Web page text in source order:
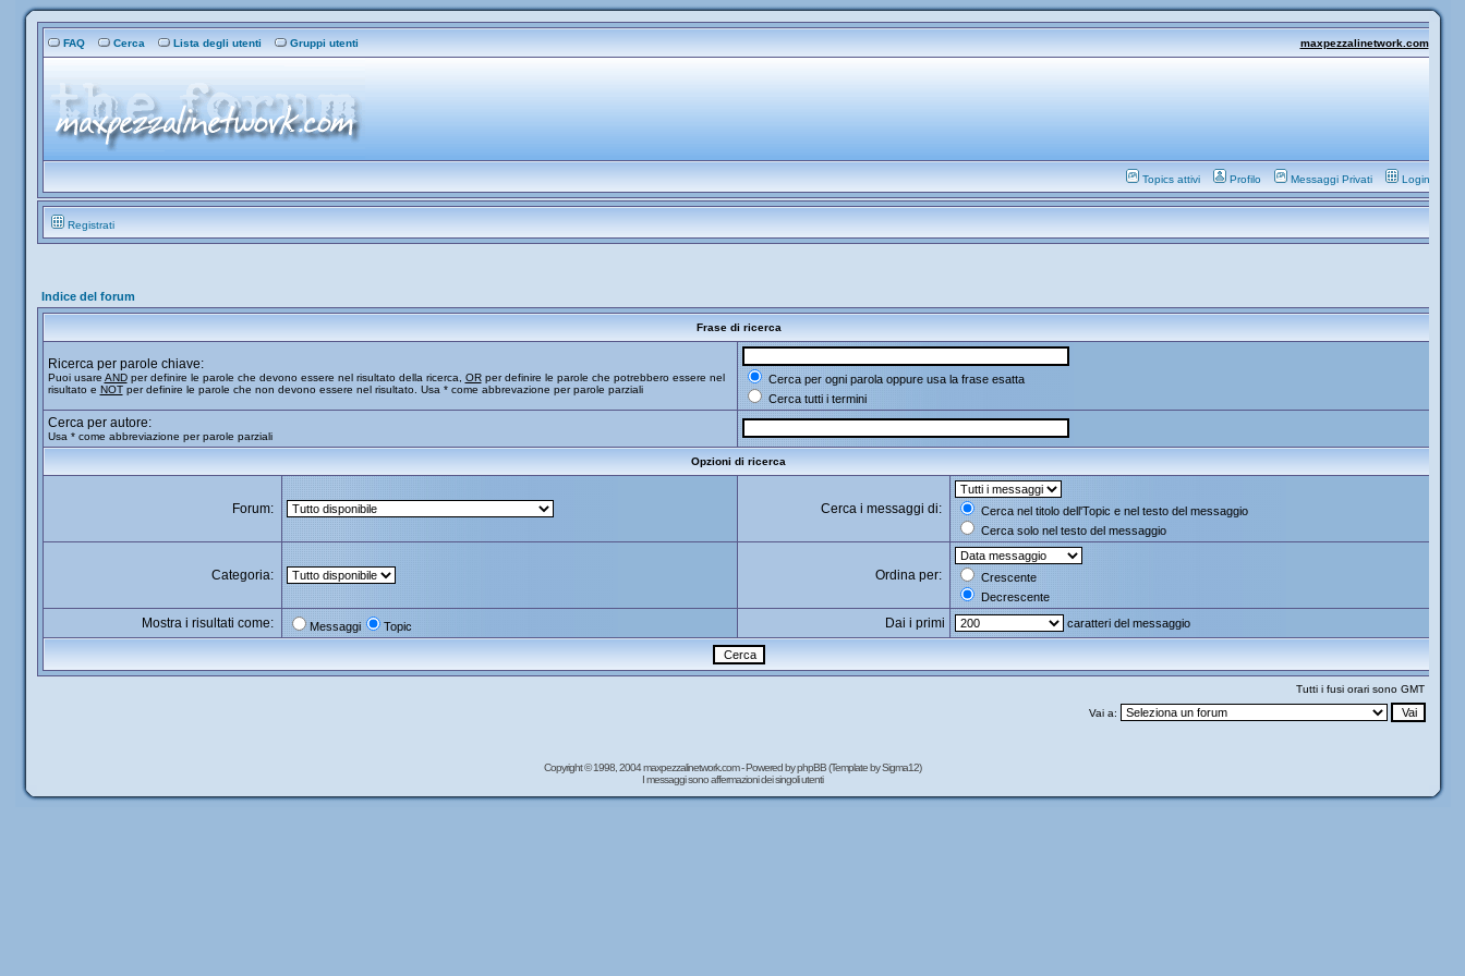
FAQ Cerca Lista degli utenti Gruppi utenti maxpezzalinetwork.com
Topics attivi Profilo Messaggi Privati Login
Registrati
Indice del forum
Frase di ricerca
Ricerca per parole chiave:
Puoi usare ANDper definire le parole che devono essere nel risultato della ricerca, ORper definire le parole che potrebbero essere nel
risultato e NOTper definire le parole che non devono essere nel risultato. Usa * come abbrevazione per parole parziali
Cerca per ogni parola oppure usa la frase esatta
Cerca tutti i termini
Cerca per autore:
Usa * come abbreviazione per parole parziali
Opzioni di ricerca
Forum: Cerca i messaggi di:
Cerca nel titolo dell'Topic e nel testo del messaggio
Cerca solo nel testo del messaggio
Categoria: Ordina per:
Crescente
Decrescente
Mostra i risultati come: Messaggi Topic Dai i primi caratteri del messaggio
Tutti i fusi orari sono GMT
Vai a:
Copyright © 1998, 2004 maxpezzalinetwork.com - Powered byphpBB(Template by Sigma12)
I messaggi sono affermazioni dei singoli utenti